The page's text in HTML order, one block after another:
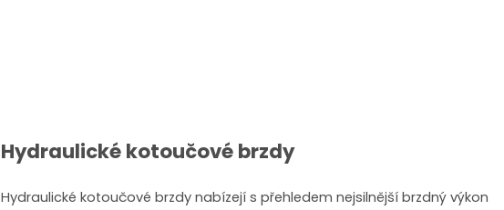
Hydraulické kotoučové brzdy
Hydraulické kotoučové brzdy nabízejí s přehledem nejsilnější brzdný výkon